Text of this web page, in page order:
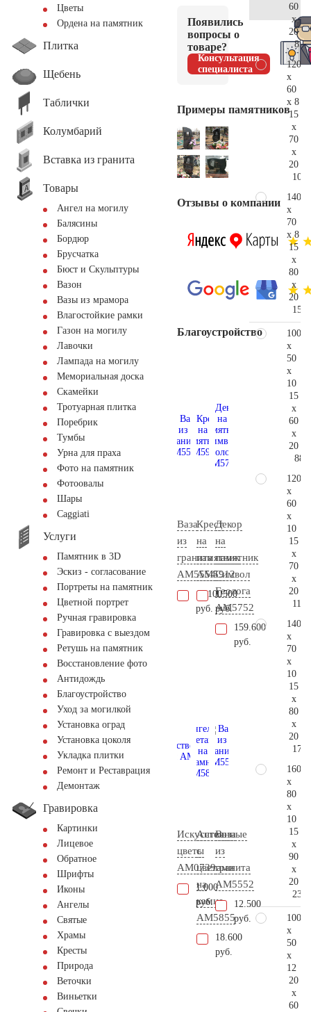
Цветы
Ордена на памятник
Плитка
Щебень
Таблички
Колумбарий
Вставка из гранита
Товары
Ангел на могилу
Балясины
Бордюр
Брусчатка
Бюст и Скульптуры
Вазон
Вазы из мрамора
Влагостойкие рамки
Газон на могилу
Лавочки
Лампада на могилу
Мемориальная доска
Скамейки
Тротуарная плитка
Поребрик
Тумбы
Урна для праха
Фото на памятник
Фотоовалы
Шары
Сaggiati
Услуги
Памятник в 3D
Эскиз - согласование
Портреты на памятник
Цветной портрет
Ручная гравировка
Гравировка с выездом
Ретушь на памятник
Восстановление фото
Антидождь
Благоустройство
Уход за могилкой
Установка оград
Установка цоколя
Укладка плитки
Ремонт и Реставрация
Демонтаж
Гравировка
Картинки
Лицевое
Обратное
Шрифты
Иконы
Ангелы
Святые
Храмы
Кресты
Природа
Веточки
Виньетки
Появились
вопросы о
товаре?
Консультация
специалиста
Примеры памятников
Отзывы о компании
Благоустройство
Ваза
из
гранита
AM5554
11.100
руб.
Крест
на
памятник
AM5912
1.500
руб.
Декор
на
памятник
Символ
Геолога
AM5752
159.600
руб.
Искусственные
цветы
AM0739
1.000
руб.
Ангел
с
цветами
на
камне
AM5855
18.600
руб.
Ваза
из
гранита
AM5552
12.500
руб.
60
x
20
120
x
60
x 8
15
x
70
x
20
140
x
70
x 8
15
x
80
x
20
100
x
50
x
10
15
x
60
x
20
120
x
60
x
10
15
x
70
x
20
140
x
70
x
10
15
x
80
x
20
160
x
80
x
10
15
x
90
x
20
100
x
50
x
12
20
x
60